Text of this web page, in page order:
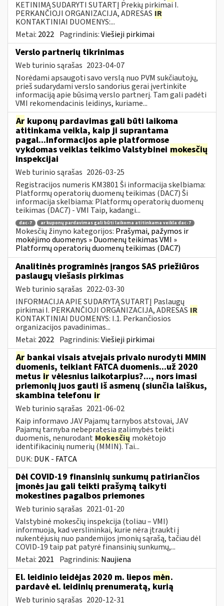
KETINIMĄ SUDARYTI SUTARTĮ Prekių pirkimai I.
PERKANČIOJI ORGANIZACIJA, ADRESAS IR
KONTAKTINIAI DUOMENYS:...
Metai: 2022 Pagrindinis:Viešieji pirkimai
Verslo partnerių tikrinimas
Web turinio sąrašas 2023-04-07
Norėdami apsaugoti savo verslą nuo PVM sukčiautojų,
prieš sudarydami verslo sandorius gerai įvertinkite
informaciją apie būsimą verslo partnerį. Tam gali padėti
VMI rekomendacinis leidinys, kuriame...
Ar kuponų pardavimas gali būti laikoma
atitinkama veikla, kaip ji suprantama
pagal...Informacijos apie platformose
vykdomas veiklas teikimo Valstybinei mokesčių
inspekcijai
Web turinio sąrašas 2026-03-25
Registracijos numeris KM3801 Ši informacija skelbiama:
Platformų operatorių duomenų teikimas (DAC7) Ši
informacija skelbiama: Platformų operatorių duomenų
teikimas (DAC7) - VMI Taip, kadangi...
dac-7 ar kuponų pardavimas gali būti laikoma atitinkama veikla dac-7
Mokesčių žinyno kategorijos: Prašymai, pažymos ir
mokėjimo duomenys » Duomenų teikimas VMI »
Platformų operatorių duomenų teikimas (DAC7)
Analitinės programinės įrangos SAS priežiūros
paslaugų viešasis pirkimas
Web turinio sąrašas 2022-03-30
INFORMACIJA APIE SUDARYTĄ SUTARTĮ Paslaugų
pirkimai I. PERKANČIOJI ORGANIZACIJA, ADRESAS IR
KONTAKTINIAI DUOMENYS: I.1. Perkančiosios
organizacijos pavadinimas...
Metai: 2022 Pagrindinis:Viešieji pirkimai
Ar bankai visais atvejais privalo nurodyti MMIN
duomenis, teikiant FATCA duomenis...už 2020
metus ir vėlesnius laikotarpius?..., nors imasi
priemonių juos gauti iš asmenų (siunčia laiškus,
skambina telefonu ir
Web turinio sąrašas 2021-06-02
Kaip informavo JAV Pajamų tarnybos atstovai, JAV
Pajamų tarnyba nebepratęsia galimybės teikti
duomenis, nenurodant Mokesčių mokėtojo
identifikacinių numerių (MMIN). Tai...
DUK: DUK - FATCA
Dėl COVID-19 finansinių sunkumų patiriančios
įmonės jau gali teikti prašymą taikyti
mokestines pagalbos priemones
Web turinio sąrašas 2021-01-20
Valstybinė mokesčių inspekcija (toliau – VMI)
informuoja, kad verslininkai, kurie nėra įtraukti į
nukentėjusių nuo pandemijos įmonių sąrašą, tačiau dėl
COVID-19 taip pat patyrė finansinių sunkumų,...
Metai: 2021 Pagrindinis: Naujiena
El. leidinio leidėjas 2020 m. liepos mėn.
pardavė el. leidinių prenumeratą, kurią
Web turinio sąrašas 2020-12-31